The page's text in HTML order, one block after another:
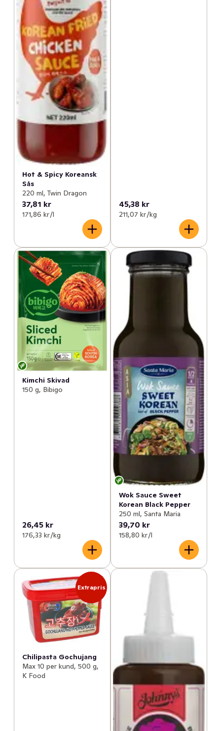
Hot & Spicy Koreansk
Sås
220 ml, Twin Dragon
37,81 kr
171,86 kr /l
45,38 kr
211,07 kr /kg
Kimchi Skivad
150 g, Bibigo
26,45 kr
176,33 kr /kg
Wok Sauce Sweet
Korean Black Pepper
250 ml, Santa Maria
39,70 kr
158,80 kr /l
Extrapris
Chilipasta Gochujang
Max 10 per kund, 500 g,
K Food